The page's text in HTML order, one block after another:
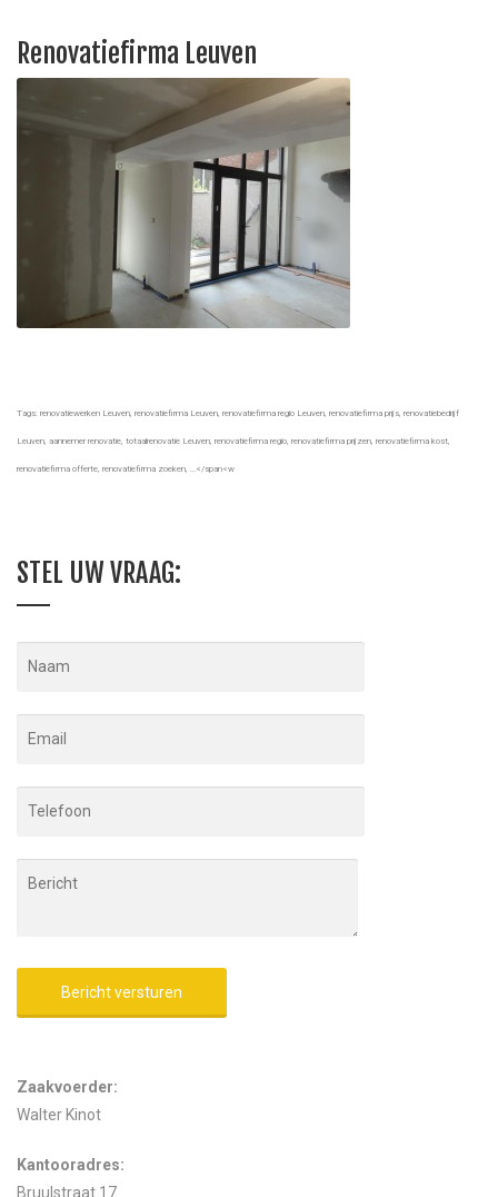
Renovatiefirma Leuven
Tags: renovatiewerken Leuven, renovatiefirma Leuven, renovatiefirma regio Leuven, renovatiefirma prijs, renovatiebedrijf
Leuven, aannemer renovatie, totaalrenovatie Leuven, renovatiefirma regio, renovatiefirma prijzen, renovatiefirma kost,
renovatiefirma offerte, renovatiefirma zoeken, …</span<w
STEL UW VRAAG:
Zaakvoerder:
Walter Kinot
Kantooradres:
Bruulstraat 17